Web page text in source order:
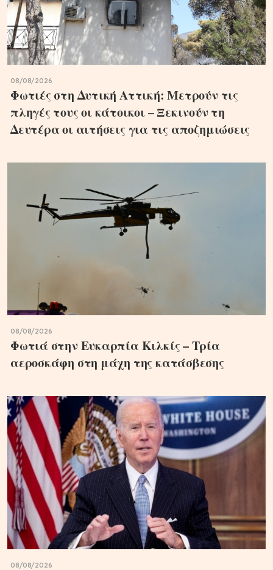
08/08/2026
Φωτιές στη Δυτική Αττική: Μετρούν τις
πληγές τους οι κάτοικοι – Ξεκινούν τη
Δευτέρα οι αιτήσεις για τις αποζημιώσεις
08/08/2026
Φωτιά στην Ευκαρπία Κιλκίς – Τρία
αεροσκάφη στη μάχη της κατάσβεσης
08/08/2026